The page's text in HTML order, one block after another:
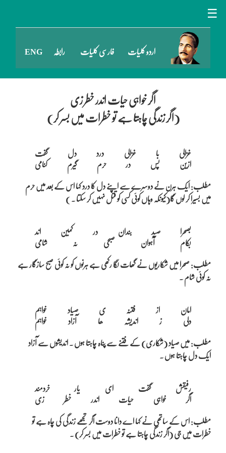
☰
اردو کلیات فارسی کلیات رابطہ ENG
اگر خواہی حیات اندر خطر زی
(اگر زندگی چاہتا ہے تو خطرات میں بسر کر)
غزالی با غزالی درد دل گفت
مطلب: ایک ہرن نے دوسرے سے اپنے دل کا درد کہا اس کے بعد میں حرم
میں بسیرا کر لوں گا(کیونکہ وہاں کوئی کسی کو قتل نہیں کر سکتا ۔ )
بصحرا صید بندان در کمین اند
مطلب: صحرا میں شکاریوں نے گھات لگا رکھی ہے ہرنوں کو نہ کوئی صبح سازگار ہے
نہ کوئی شام ۔
امان از فتنہ ی صیاد خواہم
مطلب: میں صیاد (شکاری) کے فتنے سے پناہ چاہتا ہوں ۔ اندیشوں سے آزاد
ایک دل چاہتا ہوں ۔
رفیقش گفت ای یار خردمند
اگر خواہی حیات اندر خطر زی
مطلب: اس کے ساتھی نے کہا اے دانا دوست اگر تجھے زندگی کی چاہ ہے تو
خطرات میں جی (اگر زندگی چاہتا ہے تو خطرات میں بسر کر) ۔